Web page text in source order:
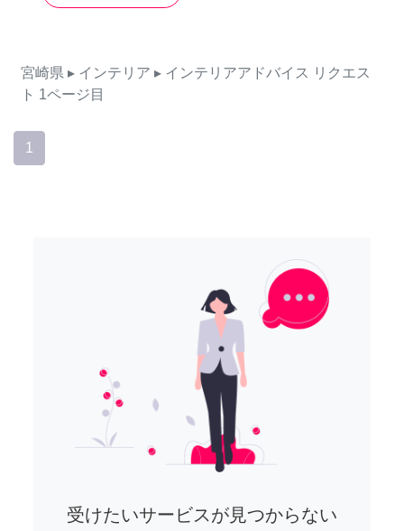
宮崎県 ▸ インテリア ▸ インテリアアドバイス リクエス
ト 1ページ目
1
受けたいサービスが見つからない